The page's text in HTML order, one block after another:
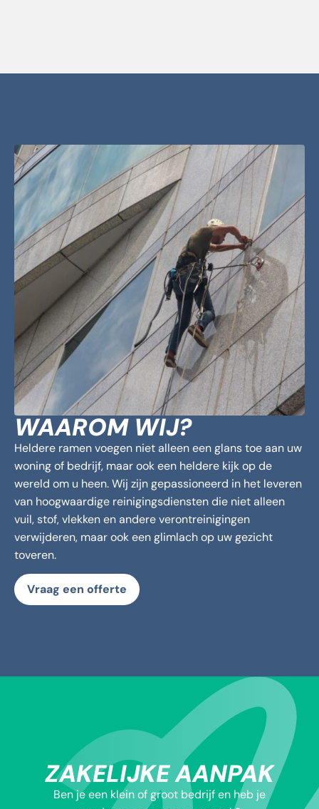
WAAROM WIJ?
Heldere ramen voegen niet alleen een glans toe aan uw
woning of bedrijf, maar ook een heldere kijk op de
wereld om u heen. Wij zijn gepassioneerd in het leveren
van hoogwaardige reinigingsdiensten die niet alleen
vuil, stof, vlekken en andere verontreinigingen
verwijderen, maar ook een glimlach op uw gezicht
toveren.
Vraag een offerte
ZAKELIJKE AANPAK
Ben je een klein of groot bedrijf en heb je